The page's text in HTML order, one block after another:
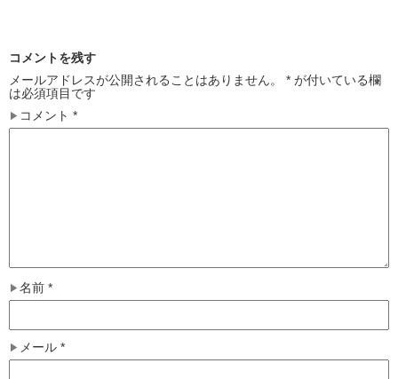
コメントを残す
メールアドレスが公開されることはありません。
* が付いている欄
は必須項目です
コメント *
名前 *
メール *